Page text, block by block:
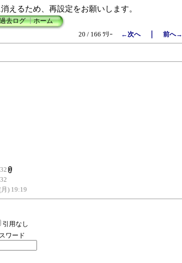
えるため、再設定をお願いします。
過去ログ┃ホーム
20 / 166 ﾂﾘｰ
←次へ｜ 前へ→
) 19:19
引用なし
ワード